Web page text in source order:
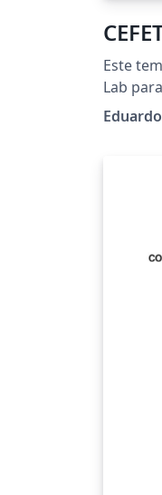
Este
Lab
Pós-
para